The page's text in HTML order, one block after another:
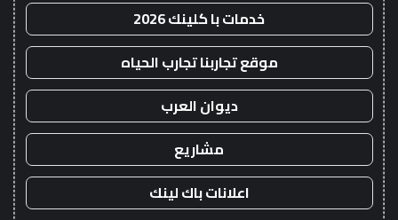
خدمات با كلينك 2026
موقع تجاربنا تجارب الحياه
ديوان العرب
مشاريع
اعلانات باك لينك